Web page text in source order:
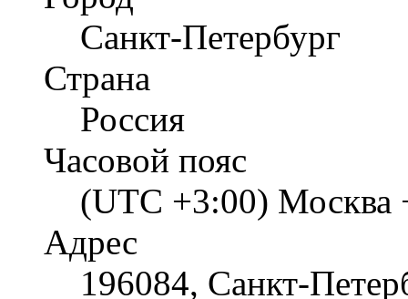
Санкт-Петербург
Страна
Россия
Часовой пояс
(UTC +3:00) Москва
Адрес
196084, Санкт-